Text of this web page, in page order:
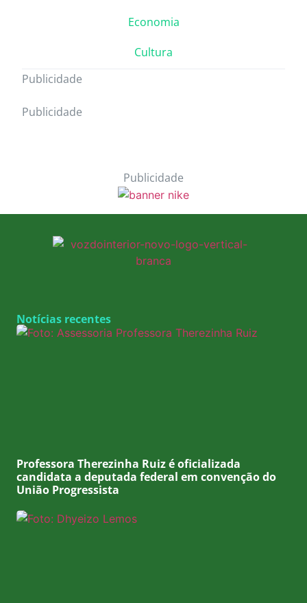
Economia
Cultura
Publicidade
Publicidade
Publicidade
Notícias recentes
Professora Therezinha Ruiz é oficializada
candidata a deputada federal em convenção do
União Progressista